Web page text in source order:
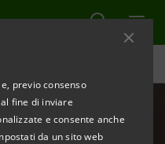
previo consenso
fine di inviare
e consente anche
da un sito web
e inclusivo